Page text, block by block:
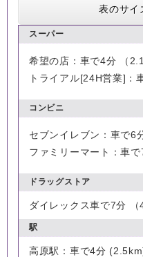
表のサイ
スーパー
希望の店：車で4分 （
トライアル[24H営業]：
コンビニ
セブンイレブン：車で6
ファミリーマート：車
ドラッグストア
ダイレックス車で7分
駅
高原駅：車で4分